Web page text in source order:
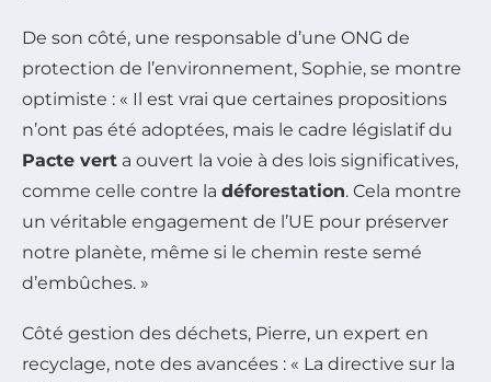
De son côté, une responsable d’une ONG de
protection de l’environnement, Sophie, se montre
optimiste : « Il est vrai que certaines propositions
n’ont pas été adoptées, mais le cadre législatif du
Pacte vert a ouvert la voie à des lois significatives,
comme celle contre la déforestation. Cela montre
un véritable engagement de l’UE pour préserver
notre planète, même si le chemin reste semé
d’embûches. »
Côté gestion des déchets, Pierre, un expert en
recyclage, note des avancées : « La directive sur la